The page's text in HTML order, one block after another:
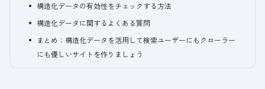
構造化データの有効性をチェックする方法
構造化データに関するよくある質問
まとめ：構造化データを活用して検索ユーザーにもクローラー
にも優しいサイトを作りましょう